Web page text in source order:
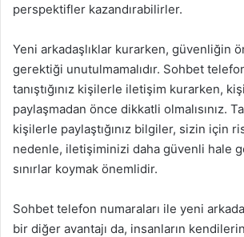
perspektifler kazandırabilirler.
Yeni arkadaşlıklar kurarken, güvenliğin
gerektiği unutulmamalıdır. Sohbet
tanıştığınız kişilerle iletişim kurarken,
paylaşmadan önce dikkatli olmalısınız.
kişilerle paylaştığınız bilgiler, sizin için
nedenle, iletişiminizi daha güvenli hale
sınırlar koymak önemlidir.
Sohbet telefon numaraları ile yeni
bir diğer avantajı da, insanların